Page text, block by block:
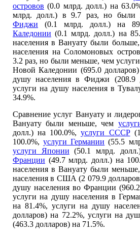
островов (0.0 млрд. долл.) на
млрд. долл.) в 9.7 раз, но были
Фиджи (0.1 млрд. долл.) на
Каледонии (0.1 млрд. долл.) на
населения в Вануату были
населения на Соломоновых
3.2 раз, но были меньше, чем
Новой Каледонии (695.0
душу населения в Фиджи (208.9
услуги на душу населения в
34.9%.
Сравнение услуг Вануату и
Вануату были меньше, чем
долл.) на 100.0%,услуги СССР
100.0%,услуги Германии (55.5
услуги Японии (50.1 млрд.
Франции (49.7 млрд. долл.) на
населения в Вануату были
населения в США (2 079.9
душу населения во Франции
услуги на душу населения в
на 81.4%, услуги на душу
долларов) на 72.2%, услуги на
(463.3 долларов) на 71.5%.